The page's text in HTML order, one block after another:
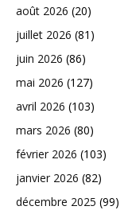
août 2026 (20)
juillet 2026 (81)
juin 2026 (86)
mai 2026 (127)
avril 2026 (103)
mars 2026 (80)
février 2026 (103)
janvier 2026 (82)
décembre 2025 (99)